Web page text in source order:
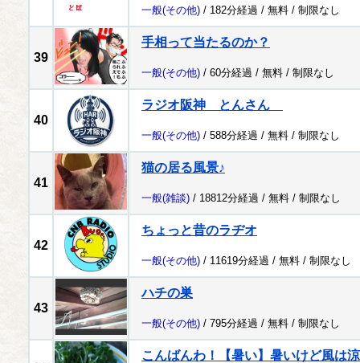
一般(その他) / 182分経過 / 無料 / 制限なし
39
手相って当たるのか？
一般(その他) / 60分経過 / 無料 / 制限なし
40
ラジオ阪神 とんさん
一般(その他) / 588分経過 / 無料 / 制限なし
41
猫の居る風景♪
一般(雑談) / 18812分経過 / 無料 / 制限なし
42
ちょっと昔のラヂオ
一般(その他) / 11619分経過 / 無料 / 制限なし
43
ハチの巣
一般(その他) / 795分経過 / 無料 / 制限なし
こんばんわ！【暑い】暑いけど風は